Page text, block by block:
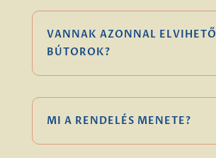
VANNAK AZONNAL ELVIHETŐ
BÚTOROK?
MI A RENDELÉS MENETE?